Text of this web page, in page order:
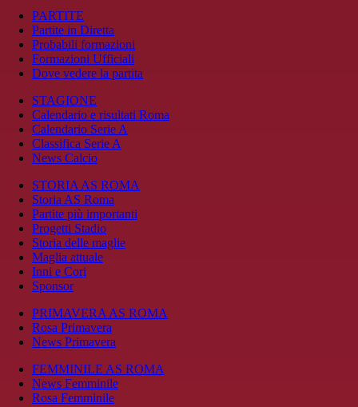
PARTITE
Partite in Diretta
Probabili formazioni
Formazioni Ufficiali
Dove vedere la partita
STAGIONE
Calendario e risultati Roma
Calendario Serie A
Classifica Serie A
News Calcio
STORIA AS ROMA
Storia AS Roma
Partite più importanti
Progetti Stadio
Storia delle maglie
Maglia attuale
Inni e Cori
Sponsor
PRIMAVERA AS ROMA
Rosa Primavera
News Primavera
FEMMINILE AS ROMA
News Femminile
Rosa Femminile